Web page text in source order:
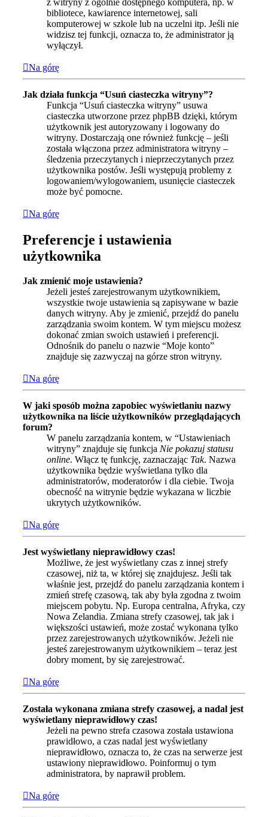
bibliotece, kawiarence internetowej, sali
komputerowej w szkole lub na uczelni itp. Jeśli nie
widzisz tej funkcji, oznacza to, że administrator ją
wyłączył.
Na górę
Jak działa funkcja “Usuń ciasteczka witryny”?
Funkcja “Usuń ciasteczka witryny” usuwa
ciasteczka utworzone przez phpBB dzięki, którym
użytkownik jest autoryzowany i logowany do
witryny. Dostarczają one również funkcję – jeśli
została włączona przez administratora witryny –
śledzenia przeczytanych i nieprzeczytanych przez
użytkownika postów. Jeśli występują problemy z
logowaniem/wylogowaniem, usunięcie ciasteczek
może być pomocne.
Na górę
Preferencje i ustawienia
użytkownika
Jak zmienić moje ustawienia?
Jeżeli jesteś zarejestrowanym użytkownikiem,
wszystkie twoje ustawienia są zapisywane w bazie
danych witryny. Aby je zmienić, przejdź do panelu
zarządzania swoim kontem. W tym miejscu możesz
dokonać zmian swoich ustawień i preferencji.
Odnośnik do panelu o nazwie “Moje konto”
znajduje się zazwyczaj na górze stron witryny.
Na górę
W jaki sposób można zapobiec wyświetlaniu nazwy
użytkownika na liście użytkowników przeglądających
forum?
W panelu zarządzania kontem, w “Ustawieniach
witryny” znajduje się funkcja Nie pokazuj statusu
online. Włącz tę funkcję, zaznaczając Tak. Nazwa
użytkownika będzie wyświetlana tylko dla
administratorów, moderatorów i dla ciebie. Twoja
obecność na witrynie będzie wykazana w liczbie
ukrytych użytkowników.
Na górę
Jest wyświetlany nieprawidłowy czas!
Możliwe, że jest wyświetlany czas z innej strefy
czasowej, niż ta, w której się znajdujesz. Jeśli tak
właśnie jest, przejdź do panelu zarządzania kontem i
zmień strefę czasową, tak aby była zgodna z twoim
miejscem pobytu. Np. Europa centralna, Afryka, czy
Nowa Zelandia. Zmiana strefy czasowej, tak jak i
większości ustawień, może zostać wykonana tylko
przez zarejestrowanych użytkowników. Jeżeli nie
jesteś zarejestrowanym użytkownikiem – teraz jest
dobry moment, by się zarejestrować.
Na górę
Została wykonana zmiana strefy czasowej, a nadal jest
wyświetlany nieprawidłowy czas!
Jeżeli na pewno strefa czasowa została ustawiona
prawidłowo, a czas nadal jest wyświetlany
nieprawidłowo, oznacza to, że czas na serwerze jest
ustawiony nieprawidłowo. Poinformuj o tym
administratora, by naprawił problem.
Na górę